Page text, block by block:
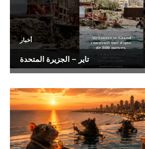
أخبار
تاير – الجزيرة المتحدة